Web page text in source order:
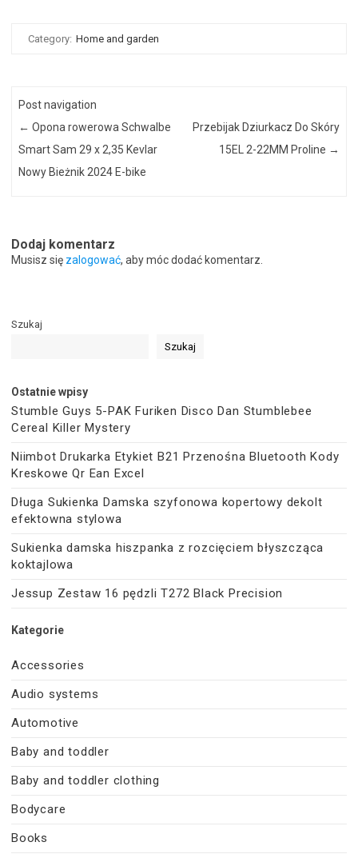
Category: Home and garden
Post navigation
← Opona rowerowa Schwalbe
Smart Sam 29 x 2,35 Kevlar
Nowy Bieżnik 2024 E-bike
Przebijak Dziurkacz Do Skóry
15EL 2-22MM Proline →
Dodaj komentarz
Musisz się zalogować, aby móc dodać komentarz.
Szukaj
Szukaj
Ostatnie wpisy
Stumble Guys 5-PAK Furiken Disco Dan Stumblebee
Cereal Killer Mystery
Niimbot Drukarka Etykiet B21 Przenośna Bluetooth Kody
Kreskowe Qr Ean Excel
Długa Sukienka Damska szyfonowa kopertowy dekolt
efektowna stylowa
Sukienka damska hiszpanka z rozcięciem błyszcząca
koktajlowa
Jessup Zestaw 16 pędzli T272 Black Precision
Kategorie
Accessories
Audio systems
Automotive
Baby and toddler
Baby and toddler clothing
Bodycare
Books